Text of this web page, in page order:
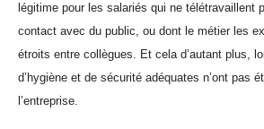
légitime pour les salariés qui ne télétravaillent
contact avec du public, ou dont le métier les
étroits entre collègues. Et cela d’autant plus,
d’hygiène et de sécurité adéquates n’ont pas
l’entreprise.